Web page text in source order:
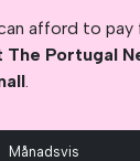
afford to
The Portugal
.
Månadsvis